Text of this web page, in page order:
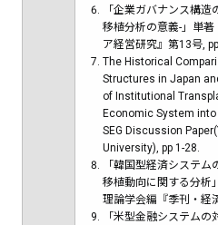
「企業ガバナンス構
移植分析の意義-」単
ア経営研究』第13号,
The Historical
Structures in Japan
of Institutional
Economic System into
SEG Discussion
University), pp 1-28.
「韓国型経済システ
移植動向に関する分析
理論学会編『季刊・経
「米型金融システムの